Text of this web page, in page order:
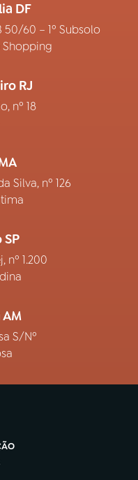
DF
50/60 – 1º Subsolo
RJ
nº 18
Silva, nº 126
SP
nº 1.200
S/Nº